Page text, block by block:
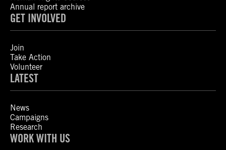
Annual report archive
GET INVOLVED
Join
Take Action
Volunteer
LATEST
News
Campaigns
Research
WORK WITH US